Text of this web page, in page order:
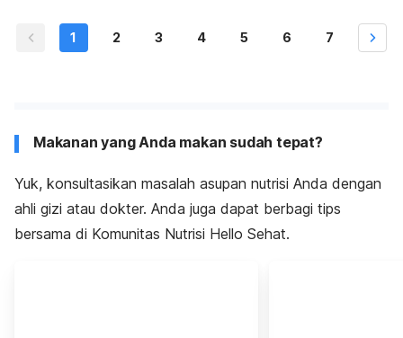
1 2 3 4 5 6 7
Makanan yang Anda makan sudah tepat?
Yuk, konsultasikan masalah asupan nutrisi Anda dengan
ahli gizi atau dokter. Anda juga dapat berbagi tips
bersama di Komunitas Nutrisi Hello Sehat.